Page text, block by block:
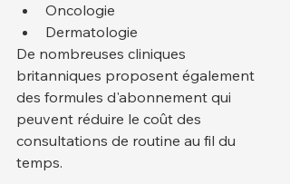
Oncologie
Dermatologie
De nombreuses cliniques
britanniques proposent également
des formules d'abonnement qui
peuvent réduire le coût des
consultations de routine au fil du
temps.